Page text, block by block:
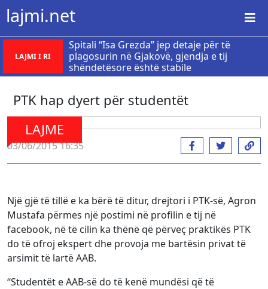
lajmi.net
LAJMI I RI
Spitali “Isa Grezda” jep detaje për të
plagosurin në Gjakovë, gjendja e tij
shëndetësore është stabile
PTK hap dyert për studentët
LAJME
03/06/2015 16:35
Një gjë të tillë e ka bërë të ditur, drejtori i PTK-së, Agron
Mustafa përmes një postimi në profilin e tij në
facebook, në të cilin ka thënë që përveç praktikës PTK
do të ofroj ekspert dhe provoja me bartësin privat të
arsimit të lartë AAB.
“Studentët e AAB-së do të kenë mundësi që të